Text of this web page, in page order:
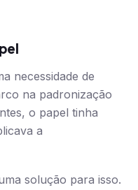
necessidade de
na padronização
o papel tinha
a
solução para isso.